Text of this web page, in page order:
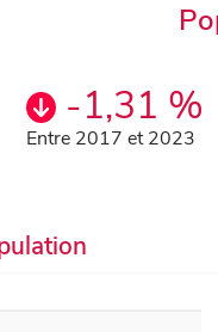
-1,31 %
Entre 2017 et 2023